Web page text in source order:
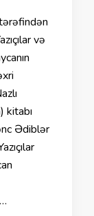
və
kitabı
Ədiblər